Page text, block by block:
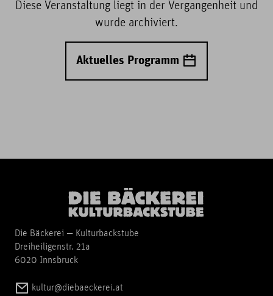
Diese Veranstaltung liegt in der Vergangenheit und
wurde archiviert.
Aktuelles Programm
Die Bäckerei — Kulturbackstube
Dreiheiligenstr. 21a
6020 Innsbruck
kultur@diebaeckerei.at